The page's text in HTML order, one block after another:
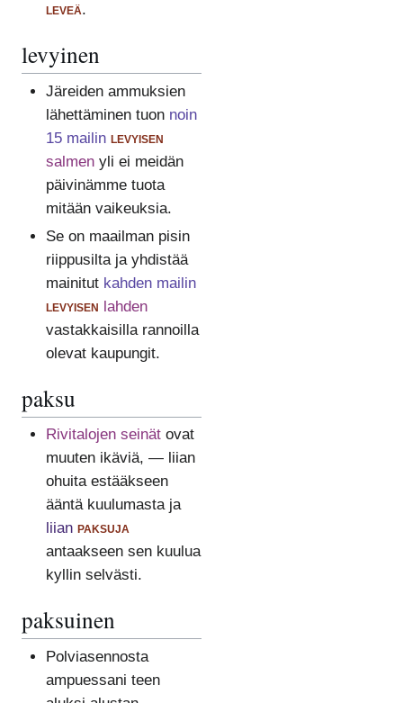
leveä.
levyinen
Järeiden ammuksien
lähettäminen tuon noin
15 mailin levyisen
salmenyli ei meidän
päivinämme tuota
mitään vaikeuksia.
Se on maailman pisin
riippusilta ja yhdistää
mainitut kahden mailin
levyisen lahden
vastakkaisilla rannoilla
olevat kaupungit.
paksu
Rivitalojen seinätovat
muuten ikäviä, — liian
ohuita estääkseen
ääntä kuulumasta ja
liian paksuja
antaakseen sen kuulua
kyllin selvästi.
paksuinen
Polviasennosta
ampuessani teen